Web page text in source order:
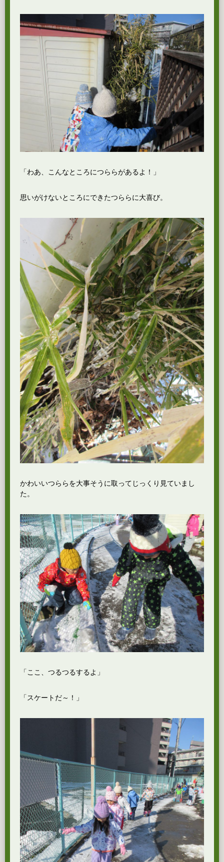
「わあ、こんなところにつららがあるよ！」
思いがけないところにできたつららに大喜び。
かわいいつららを大事そうに取ってじっくり見ていまし
た。
「ここ、つるつるするよ」
「スケートだ～！」